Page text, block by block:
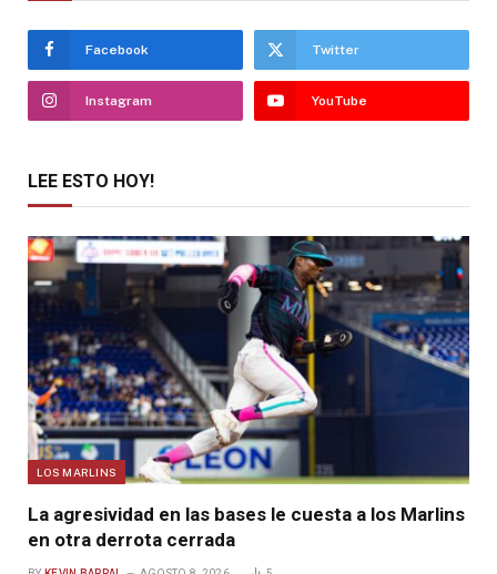
Facebook Twitter
Instagram YouTube
LEE ESTO HOY!
LOS MARLINS
La agresividad en las bases le cuesta a los Marlins
en otra derrota cerrada